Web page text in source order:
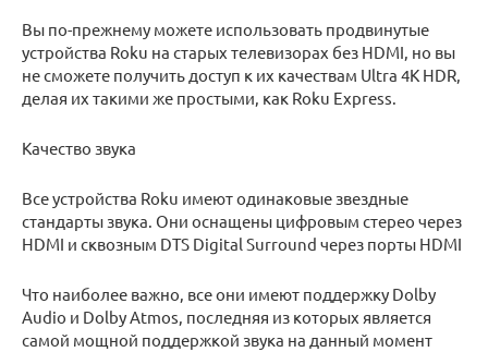
Вы по-прежнему можете использовать продвинутые
устройства Roku на старых телевизорах без HDMI, но вы
не сможете получить доступ к их качествам Ultra 4K HDR,
делая их такими же простыми, как Roku Express.
Качество звука
Все устройства Roku имеют одинаковые звездные
стандарты звука. Они оснащены цифровым стерео через
HDMI и сквозным DTS Digital Surround через порты HDMI
Что наиболее важно, все они имеют поддержку Dolby
Audio и Dolby Atmos, последняя из которых является
самой мощной поддержкой звука на данный момент